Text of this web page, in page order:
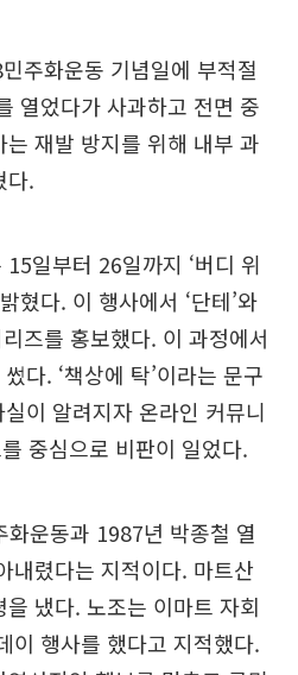
주화운동 기념일에 부적절
열었다가 사과하고 전면 중
재발 방지를 위해 내부 과
다.
일부터 26일까지 ‘버디 위
혔다. 이 행사에서 ‘단테’와
리즈를 홍보했다. 이 과정에서
다. ‘책상에 탁’이라는 문구
이 알려지자 온라인 커뮤니
중심으로 비판이 일었다.
화운동과 1987년 박종철 열
내렸다는 지적이다. 마트산
냈다. 노조는 이마트 자회
이 행사를 했다고 지적했다.